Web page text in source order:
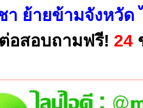
า ย้ายข้ามจังหวัด
อสอบถามฟรี! 24